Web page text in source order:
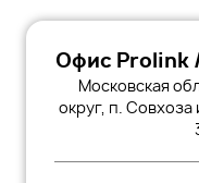
Офис Prolink
Московская
округ, п.